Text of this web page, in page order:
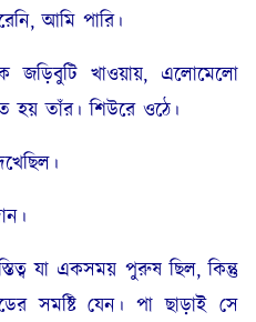
আমি পারি।
জড়িবুটি খাওয়ায়, এলোমেলো
হয় তাঁর। শিউরে ওঠে।
যা একসময় পুরুষ ছিল, কিন্তু
সমষ্টি যেন। পা ছাড়াই সে